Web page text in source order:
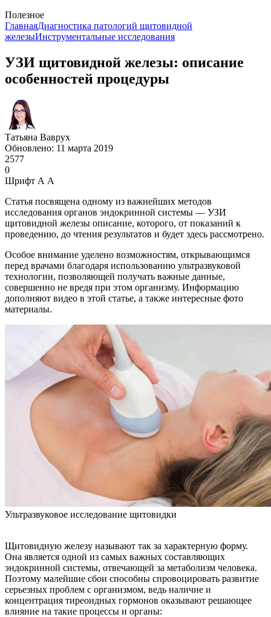
Полезное
ГлавнаяДиагностика патологий щитовидной
железыИнструментальные исследования
УЗИ щитовидной железы: описание
особенностей процедуры
Татьяна Ваврух
Обновлено: 11 марта 2019
2577
0
Шрифт А А
Статья посвящена одному из важнейших методов
исследования органов эндокринной системы — УЗИ
щитовидной железы описание, которого, от показаний к
проведению, до чтения результатов и будет здесь рассмотрено.
Особое внимание уделено возможностям, открывающимся
перед врачами благодаря использованию ультразвуковой
технологии, позволяющей получать важные данные,
совершенно не вредя при этом организму. Информацию
дополняют видео в этой статье, а также интересные фото
материалы.
Ультразвуковое исследование щитовидки
Щитовидную железу называют так за характерную форму.
Она является одной из самых важных составляющих
эндокринной системы, отвечающей за метаболизм человека.
Поэтому малейшие сбои способны спровоцировать развитие
серьезных проблем с организмом, ведь наличие и
концентрация тиреоидных гормонов оказывают решающее
влияние на такие процессы и органы: